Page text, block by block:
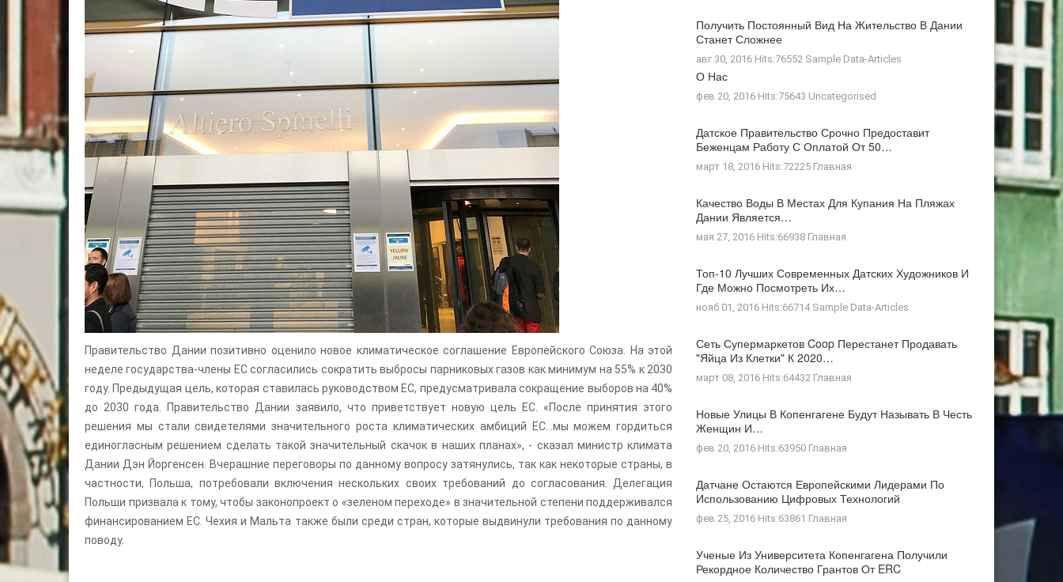
Правительство Дании позитивно оценило новое климатическое соглашение Европейского Союза. На этой
неделе государства-члены ЕС согласились сократить выбросы парниковых газов как минимум на 55% к 2030
году. Предыдущая цель, которая ставилась руководством ЕС, предусматривала сокращение выборов на 40%
до 2030 года. Правительство Дании заявило, что приветствует новую цель ЕС. «После принятия этого
решения мы стали свидетелями значительного роста климатических амбиций ЕС…мы можем гордиться
единогласным решением сделать такой значительный скачок в наших планах», - сказал министр климата
Дании Дэн Йоргенсен. Вчерашние переговоры по данному вопросу затянулись, так как некоторые страны, в
частности, Польша, потребовали включения нескольких своих требований до согласования. Делегация
Польши призвала к тому, чтобы законопроект о «зеленом переходе» в значительной степени поддерживался
финансированием ЕС. Чехия и Мальта также были среди стран, которые выдвинули требования по данному
поводу.
Получить Постоянный Вид На Жительство В Дании
Станет Сложнее
авг 30, 2016 Hits:76552 Sample Data-Articles
О Нас
фев 20, 2016 Hits:75643 Uncategorised
Датское Правительство Срочно Предоставит
Беженцам Работу С Оплатой От 50…
март 18, 2016 Hits:72225 Главная
Качество Воды В Местах Для Купания На Пляжах
Дании Является…
мая 27, 2016 Hits:66938 Главная
Топ-10 Лучших Современных Датских Художников И
Где Можно Посмотреть Их…
нояб 01, 2016 Hits:66714 Sample Data-Articles
Сеть Супермаркетов Coop Перестанет Продавать
"яйца Из Клетки" К 2020…
март 08, 2016 Hits:64432 Главная
Новые Улицы В Копенгагене Будут Называть В Честь
Женщин И…
фев 20, 2016 Hits:63950 Главная
Датчане Остаются Европейскими Лидерами По
Использованию Цифровых Технологий
фев 25, 2016 Hits:63861 Главная
Ученые Из Университета Копенгагена Получили
Рекордное Количество Грантов От ERC